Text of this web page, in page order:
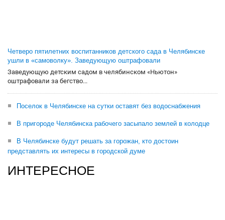
Четверо пятилетних воспитанников детского сада в Челябинске
ушли в «самоволку». Заведующую оштрафовали
Заведующую детским садом в челябинском «Ньютон»
оштрафовали за бегство...
Поселок в Челябинске на сутки оставят без водоснабжения
В пригороде Челябинска рабочего засыпало землей в колодце
В Челябинске будут решать за горожан, кто достоин
представлять их интересы в городской думе
ИНТЕРЕСНОЕ